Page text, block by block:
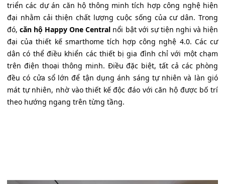
triển các dự án căn hộ thông minh tích hợp công nghệ hiện
đại nhằm cải thiện chất lượng cuộc sống của cư dân. Trong
đó,căn hộ Happy One Central nổi bật với sự tiện nghi và hiện
đại của thiết kế smarthome tích hợp công nghệ 4.0. Các cư
dân có thể điều khiển các thiết bị gia đình chỉ với một chạm
trên điện thoại thông minh. Điều đặc biệt, tất cả các phòng
đều có cửa sổ lớn để tận dụng ánh sáng tự nhiên và làn gió
mát tự nhiên, nhờ vào thiết kế độc đáo với căn hộ được bố trí
theo hướng ngang trên từng tầng.